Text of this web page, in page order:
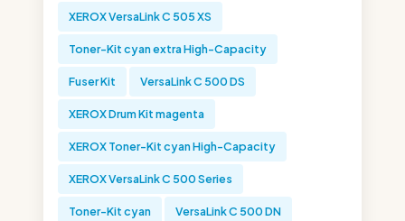
XEROX VersaLink C 505 XS
Toner-Kit cyan extra High-Capacity
Fuser Kit VersaLink C 500 DS
XEROX Drum Kit magenta
XEROX Toner-Kit cyan High-Capacity
XEROX VersaLink C 500 Series
Toner-Kit cyan VersaLink C 500 DN